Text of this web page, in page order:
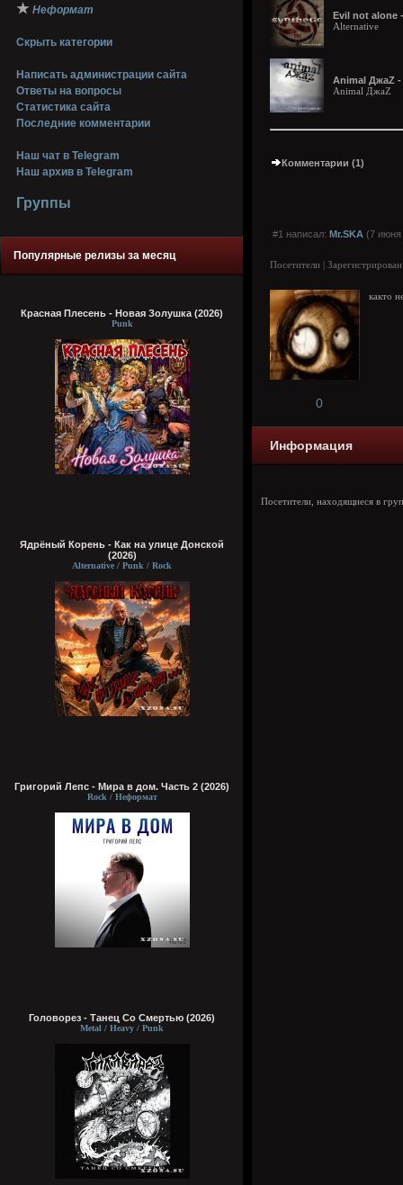
★ Неформат
Скрыть категории
Написать администрации сайта
Ответы на вопросы
Статистика сайта
Последние комментарии
Наш чат в Telegram
Наш архив в Telegram
Группы
Популярные релизы за месяц
Красная Плесень - Новая Золушка (2026)
Punk
Ядрёный Корень - Как на улице Донской
(2026)
Alternative / Punk / Rock
Григорий Лепс - Мира в дом. Часть 2 (2026)
Rock / Неформат
Головорез - Tанец Со Смертью (2026)
Metal / Heavy / Punk
Evil not alone
Alternative
Animal ДжаZ
Animal ДжаZ
Комментарии (1)
#1 написал: Mr.SKA (7 июня
Посетители |
както
0
Информация
Посетители, находящиеся в